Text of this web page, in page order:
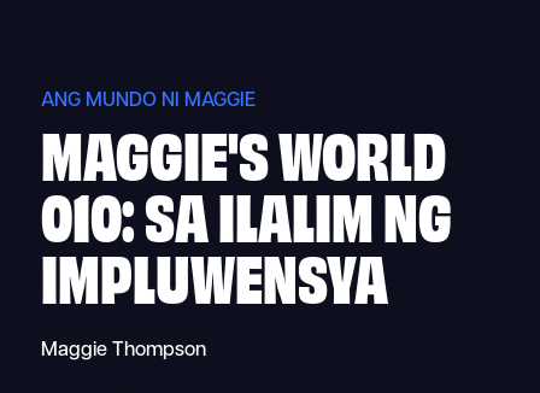
ANG MUNDO NI MAGGIE
MAGGIE'S WORLD
010: SA ILALIM NG
IMPLUWENSYA
Maggie Thompson